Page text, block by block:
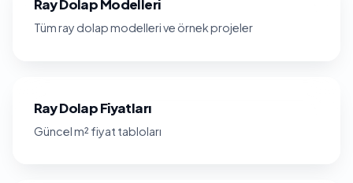
Ray Dolap Modelleri
Tüm ray dolap modelleri ve örnek projeler
Ray Dolap Fiyatları
Güncel m² fiyat tabloları